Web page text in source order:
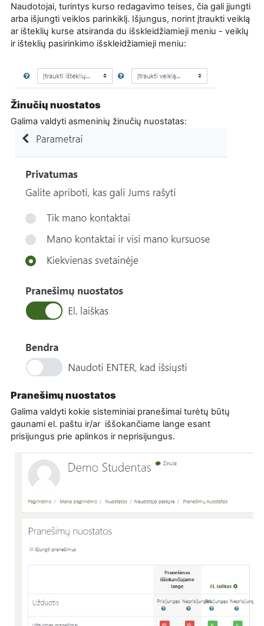
Naudotojai, turintys kurso redagavimo teises, čia gali įjungti
arba išjungti veiklos parinkiklį. Išjungus, norint įtraukti veiklą
ar išteklių kurse atsiranda du išskleidžiamieji meniu - veiklų
ir išteklių pasirinkimo išskleidžiamieji meniu:
Žinučių nuostatos
Galima valdyti asmeninių žinučių nuostatas:
Pranešimų nuostatos
Galima valdyti kokie sisteminiai pranešimai turėtų būtų
gaunami el. paštu ir/ar iššokančiame lange esant
prisijungus prie aplinkos ir neprisijungus.